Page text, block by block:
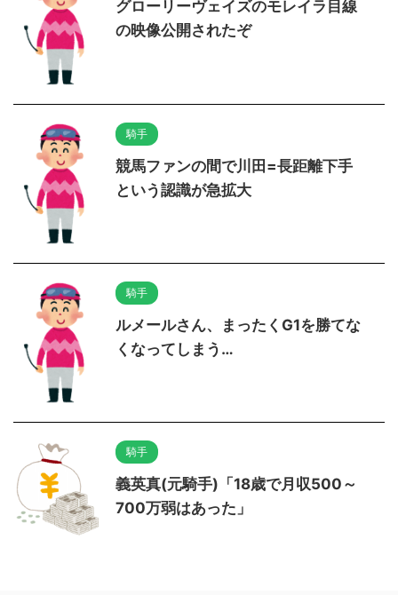
グローリーヴェイズのモレイラ目線
の映像公開されたぞ
騎手
競馬ファンの間で川田=長距離下手
という認識が急拡大
騎手
ルメールさん、まったくG1を勝てな
くなってしまう…
騎手
義英真(元騎手)「18歳で月収500～
700万弱はあった」